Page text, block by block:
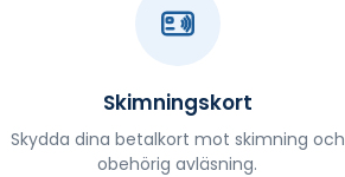
Skimningskort
Skydda dina betalkort mot skimning och
obehörig avläsning.